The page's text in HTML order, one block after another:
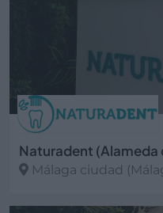
Naturadent (Alameda
Málaga ciudad
Ver más